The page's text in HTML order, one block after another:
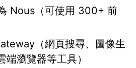
Nous（可使用 300+ 前
（網頁搜尋、圖像生
端瀏覽器等工具）